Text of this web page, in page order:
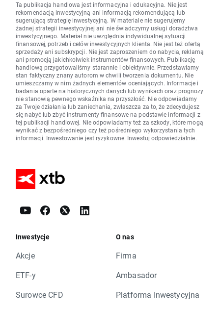
Ta publikacja handlowa jest informacyjna i edukacyjna. Nie jest
rekomendacją inwestycyjną ani informacją rekomendującą lub
sugerującą strategię inwestycyjną. W materiale nie sugerujemy
żadnej strategii inwestycyjnej ani nie świadczymy usługi doradztwa
inwestycyjnego. Materiał nie uwzględnia indywidualnej sytuacji
finansowej, potrzeb i celów inwestycyjnych klienta. Nie jest też ofertą
sprzedaży ani subskrypcji. Nie jest zaproszeniem do nabycia, reklamą
ani promocją jakichkolwiek instrumentów finansowych. Publikację
handlową przygotowaliśmy starannie i obiektywnie. Przedstawiamy
stan faktyczny znany autorom w chwili tworzenia dokumentu. Nie
umieszczamy w nim żadnych elementów oceniających. Informacje i
badania oparte na historycznych danych lub wynikach oraz prognozy
nie stanowią pewnego wskaźnika na przyszłość. Nie odpowiadamy
za Twoje działania lub zaniechania, zwłaszcza za to, że zdecydujesz
się nabyć lub zbyć instrumenty finansowe na podstawie informacji z
tej publikacji handlowej. Nie odpowiadamy też za szkody, które mogą
wynikać z bezpośredniego czy też pośredniego wykorzystania tych
informacji. Inwestowanie jest ryzykowne. Inwestuj odpowiedzialnie.
Inwestycje
Akcje
ETF-y
Surowce CFD
O nas
Firma
Ambasador
Platforma Inwestycyjna